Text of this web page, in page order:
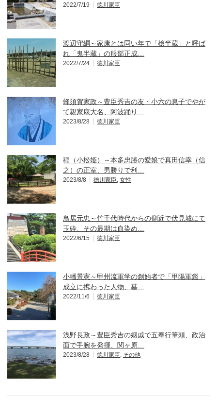
2022/7/19 徳川家臣
渡辺守綱～家康とは同い年で「槍半蔵」と呼ば
れ「鬼半蔵」の服部正成…
2022/7/24 徳川家臣
蜂須賀家政～豊臣秀吉の友・小六の息子でやが
て親家康大名、阿波踊り…
2023/8/28 徳川家臣
稲（小松姫）～本多忠勝の愛娘で真田信幸（信
之）の正室、男勝りで利…
2023/8/8 徳川家臣 女性
鳥居元忠～竹千代時代からの側近で伏見城にて
玉砕、その最期は血染め…
2022/6/15 徳川家臣
小幡景憲～甲州流軍学の創始者で「甲陽軍鑑」
成立に携わった人物、墓…
2022/11/6 徳川家臣
浅野長政～豊臣秀吉の姻戚で五奉行筆頭、政治
面で手腕を発揮、関ヶ原…
2023/8/28 徳川家臣 その他